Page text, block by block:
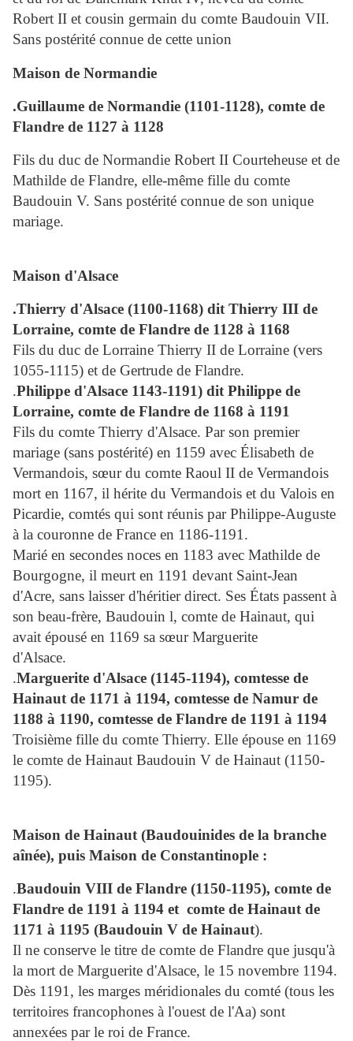
Robert II et cousin germain du comte Baudouin VII.
Sans postérité connue de cette union
Maison de Normandie
.Guillaume de Normandie (1101-1128), comte de
Flandre de 1127 à 1128
Fils du duc de Normandie Robert II Courteheuse et de
Mathilde de Flandre, elle-même fille du comte
Baudouin V. Sans postérité connue de son unique
mariage.
Maison d'Alsace
.Thierry d'Alsace (1100-1168) dit Thierry III de
Lorraine, comte de Flandre de 1128 à 1168
Fils du duc de Lorraine Thierry II de Lorraine (vers
1055-1115) et de Gertrude de Flandre.
.Philippe d'Alsace 1143-1191) dit Philippe de
Lorraine, comte de Flandre de 1168 à 1191
Fils du comte Thierry d'Alsace. Par son premier
mariage (sans postérité) en 1159 avec Élisabeth de
Vermandois, sœur du comte Raoul II de Vermandois
mort en 1167, il hérite du Vermandois et du Valois en
Picardie, comtés qui sont réunis par Philippe-Auguste
à la couronne de France en 1186-1191.
Marié en secondes noces en 1183 avec Mathilde de
Bourgogne, il meurt en 1191 devant Saint-Jean
d'Acre, sans laisser d'héritier direct. Ses États passent à
son beau-frère, Baudouin l, comte de Hainaut, qui
avait épousé en 1169 sa sœur Marguerite
d'Alsace.
.Marguerite d'Alsace (1145-1194), comtesse de
Hainaut de 1171 à 1194, comtesse de Namur de
1188 à 1190, comtesse de Flandre de 1191 à 1194
Troisième fille du comte Thierry. Elle épouse en 1169
le comte de Hainaut Baudouin V de Hainaut (1150-
1195).
Maison de Hainaut (Baudouinides de la branche
aînée), puis Maison de Constantinople :
.Baudouin VIII de Flandre (1150-1195), comte de
Flandre de 1191 à 1194 et comte de Hainaut de
1171 à 1195 (Baudouin V de Hainaut).
Il ne conserve le titre de comte de Flandre que jusqu'à
la mort de Marguerite d'Alsace, le 15 novembre 1194.
Dès 1191, les marges méridionales du comté (tous les
territoires francophones à l'ouest de l'Aa) sont
annexées par le roi de France.